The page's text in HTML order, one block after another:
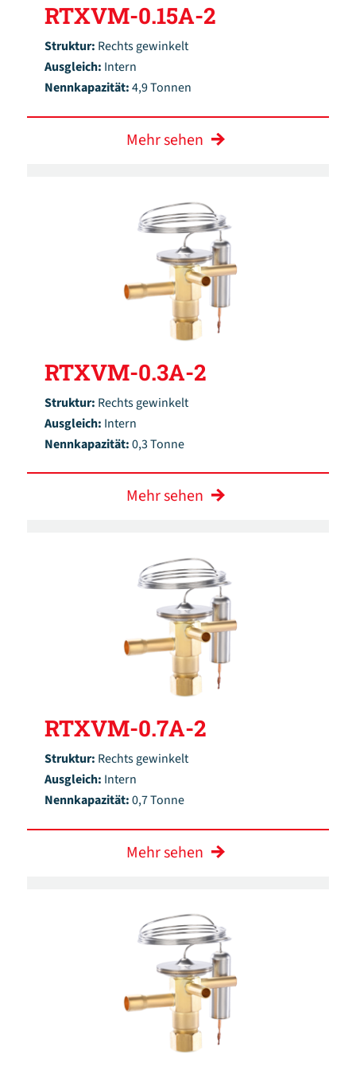
RTXVM-0.15A-2
Struktur: Rechts gewinkelt
Ausgleich: Intern
Nennkapazität:4,9 Tonnen
Mehr sehen
RTXVM-0.3A-2
Struktur: Rechts gewinkelt
Ausgleich: Intern
Nennkapazität:0,3 Tonne
Mehr sehen
RTXVM-0.7A-2
Struktur: Rechts gewinkelt
Ausgleich: Intern
Nennkapazität:0,7 Tonne
Mehr sehen